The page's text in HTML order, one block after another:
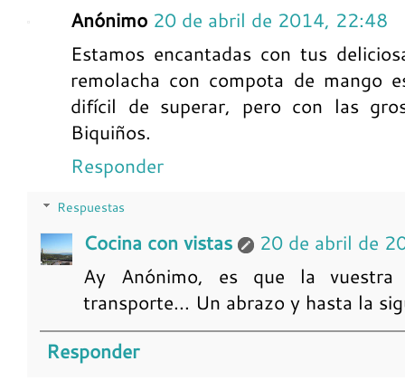
Anónimo 20 de abril de 2014, 22:48
Estamos encantadas con tus
remolacha con compota de mango
difícil de superar, pero con las
Biquiños.
Responder
Respuestas
Cocina con vistas
20 de abril de
Ay Anónimo, es que la
transporte... Un abrazo y hasta la
Responder